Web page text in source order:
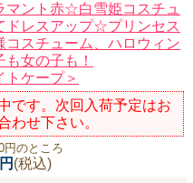
マント赤☆白雪姫コスチュ
ドレスアップ☆プリンセス
コスチューム、ハロウィン
女の子も！
トケープ＞
です。次回入荷予定はお
わせ下さい。
円のところ
(税込)